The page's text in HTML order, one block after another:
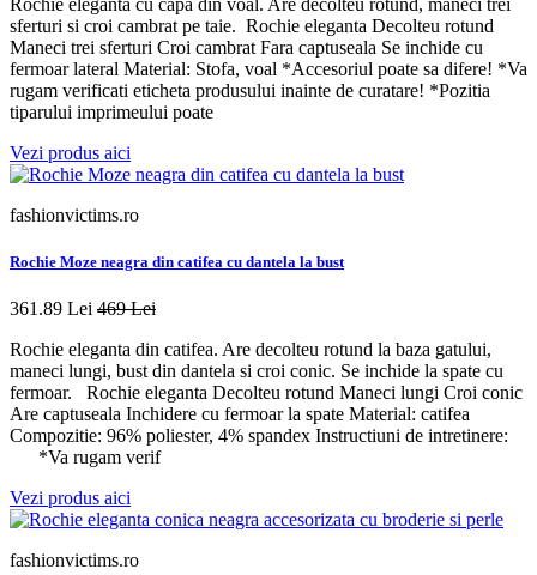
sferturi si croi cambrat pe taie. Rochie eleganta Decolteu rotund
Maneci trei sferturi Croi cambrat Fara captuseala Se inchide cu
fermoar lateral Material: Stofa, voal *Accesoriul poate sa difere! *Va
rugam verificati eticheta produsului inainte de curatare! *Pozitia
tiparului imprimeului poate
Vezi produs aici
fashionvictims.ro
Rochie Moze neagra din catifea cu dantela la bust
361.89 Lei 469 Lei
Rochie eleganta din catifea. Are decolteu rotund la baza gatului,
maneci lungi, bust din dantela si croi conic. Se inchide la spate cu
fermoar. Rochie eleganta Decolteu rotund Maneci lungi Croi conic
Are captuseala Inchidere cu fermoar la spate Material: catifea
Compozitie: 96% poliester, 4% spandex Instructiuni de intretinere:
*Va rugam verif
Vezi produs aici
fashionvictims.ro